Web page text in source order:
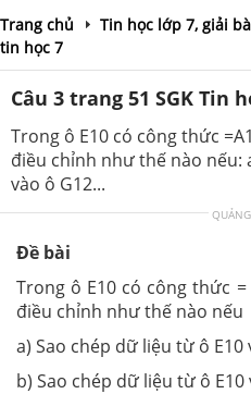
Trang chủ
Tin học lớp 7, giải
tin học 7
Câu 3 trang 51 SGK Tin
Trong ô E10 có công thức
điều chỉnh như thế nào nếu:
vào ô G12...
Đề bài
Trong ô E10 có công thức
điều chỉnh như thế nào nếu
a) Sao chép dữ liệu từ ô E10
b) Sao chép dữ liệu từ ô E10